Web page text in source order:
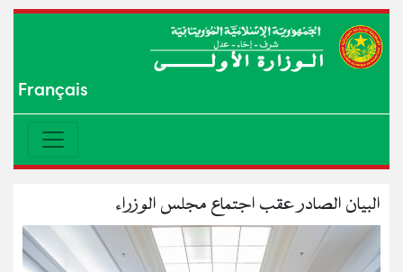
Français
البيان الصادر عقب اجتماع مجلس الوزراء